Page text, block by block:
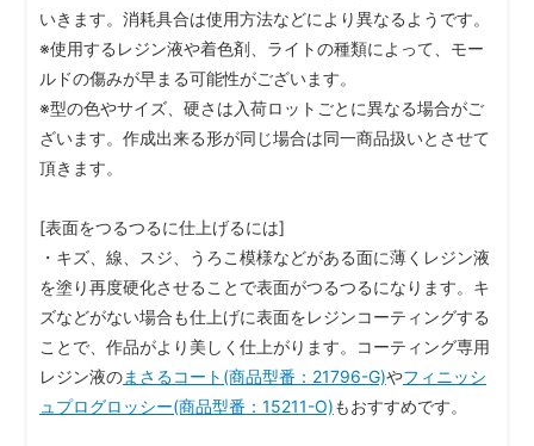
いきます。消耗具合は使用方法などにより異なるようです。
※使用するレジン液や着色剤、ライトの種類によって、モー
ルドの傷みが早まる可能性がございます。
※型の色やサイズ、硬さは入荷ロットごとに異なる場合がご
ざいます。作成出来る形が同じ場合は同一商品扱いとさせて
頂きます。
[表面をつるつるに仕上げるには]
・キズ、線、スジ、うろこ模様などがある面に薄くレジン液
を塗り再度硬化させることで表面がつるつるになります。キ
ズなどがない場合も仕上げに表面をレジンコーティングする
ことで、作品がより美しく仕上がります。コーティング専用
レジン液のまさるコート(商品型番：21796-G)やフィニッシ
ュプログロッシー(商品型番：15211-O)もおすすめです。